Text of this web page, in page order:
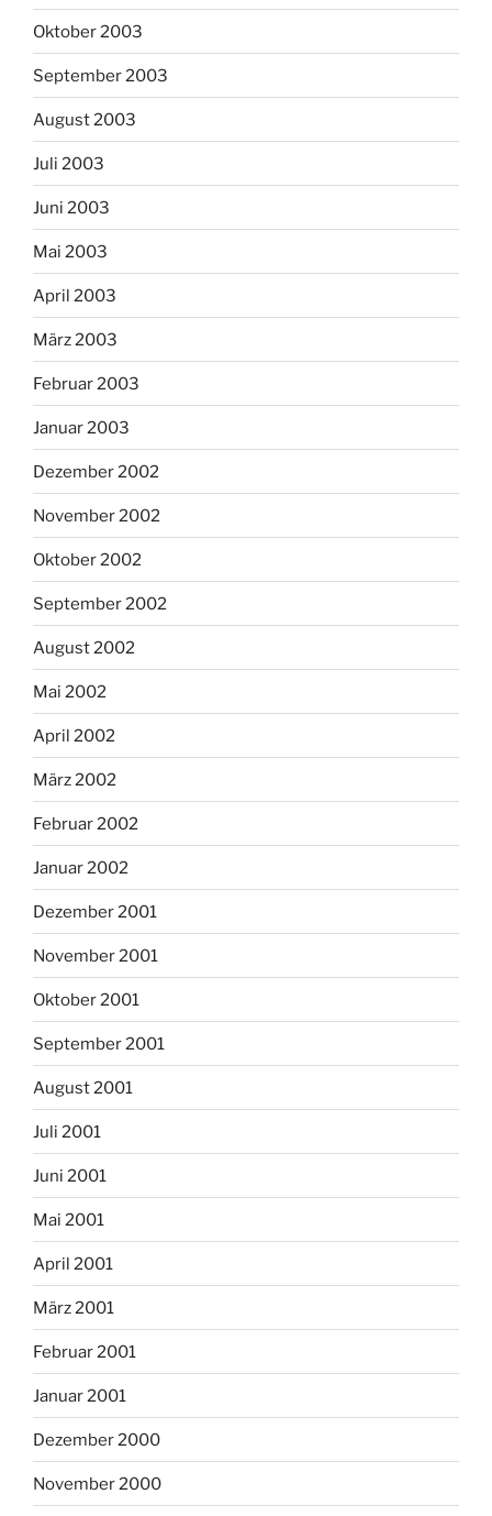
Oktober 2003
September 2003
August 2003
Juli 2003
Juni 2003
Mai 2003
April 2003
März 2003
Februar 2003
Januar 2003
Dezember 2002
November 2002
Oktober 2002
September 2002
August 2002
Mai 2002
April 2002
März 2002
Februar 2002
Januar 2002
Dezember 2001
November 2001
Oktober 2001
September 2001
August 2001
Juli 2001
Juni 2001
Mai 2001
April 2001
März 2001
Februar 2001
Januar 2001
Dezember 2000
November 2000